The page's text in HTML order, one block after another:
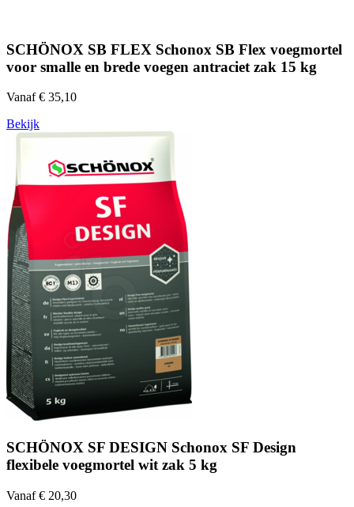
SCHÖNOX SB FLEX Schonox SB Flex voegmortel
voor smalle en brede voegen antraciet zak 15 kg
Vanaf € 35,10
Bekijk
SCHÖNOX SF DESIGN Schonox SF Design
flexibele voegmortel wit zak 5 kg
Vanaf € 20,30